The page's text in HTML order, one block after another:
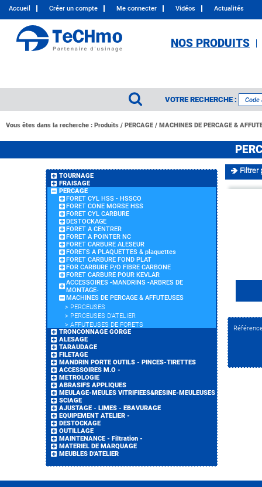
Accueil Créer un compte Me connecter Vidéos Actualités
NOS PRODUITS
VOTRE RECHERCHE :
Vous êtes dans la recherche : Produits / PERCAGE / MACHINES DE PERCAGE &
TOURNAGE
FRAISAGE
PERCAGE
FORET CYL HSS - HSSCO
FORET CONE MORSE HSS
FORET CYL CARBURE
DESTOCKAGE
FORET A CENTRER
FORET A POINTER NC
FORET CARBURE ALESEUR
FORETS A PLAQUETTES & plaquettes
FORET CARBURE FOND PLAT
FOR CARBURE P/O FIBRE CARBONE
FORET CARBURE POUR KEVLAR
ACCESSOIRES -MANDRINS -ARBRES DE
MONTAGE-
MACHINES DE PERCAGE & AFFUTEUSES
> PERCEUSES
> PERCEUSES D'ATELIER
> AFFUTEUSES DE FORETS
TRONCONNAGE GORGE
ALESAGE
TARAUDAGE
FILETAGE
MANDRIN PORTE OUTILS - PINCES-TIRETTES
ACCESSOIRES M.O -
METROLOGIE
ABRASIFS APPLIQUES
MEULAGE-MEULES VITRIFIEES&RESINE-MEULEUSES
SCIAGE
AJUSTAGE - LIMES - EBAVURAGE
EQUIPEMENT ATELIER -
DESTOCKAGE
OUTILLAGE
MAINTENANCE - Filtration -
MATERIEL DE MARQUAGE
MEUBLES D'ATELIER
Filtrer